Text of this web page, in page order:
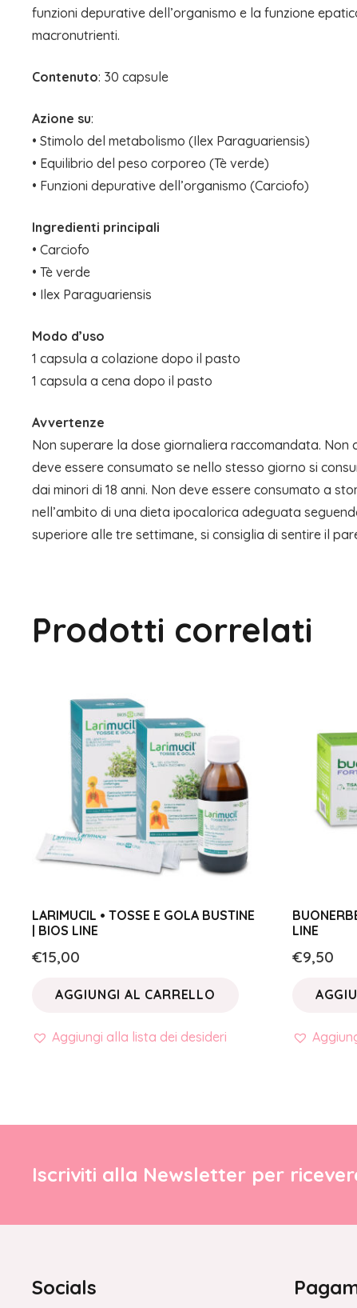
funzioni depurative dell’organismo e la funzione
macronutrienti.
Contenuto: 30 capsule
Azione su:
• Stimolo del metabolismo (Ilex Paraguariensis)
• Equilibrio del peso corporeo (Tè verde)
• Funzioni depurative dell’organismo (Carciofo)
Ingredienti principali
• Carciofo
• Tè verde
• Ilex Paraguariensis
Modo d’uso
1 capsula a colazione dopo il pasto
1 capsula a cena dopo il pasto
Avvertenze
Non superare la dose giornaliera raccomandata.
deve essere consumato se nello stesso giorno si
dai minori di 18 anni. Non deve essere consumato a
nell’ambito di una dieta ipocalorica adeguata
superiore alle tre settimane, si consiglia di sentire il
Prodotti correlati
LARIMUCIL • TOSSE E GOLA BUSTINE
| BIOS LINE
€15,00
AGGIUNGI AL CARRELLO
Aggiungi alla lista dei desideri
LINE
€9,50
Iscriviti alla Newsletter per
Socials